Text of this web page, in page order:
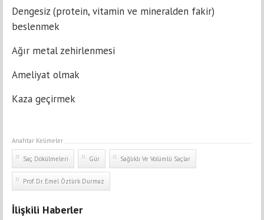
Dengesiz (protein, vitamin ve mineralden fakir)
beslenmek
Ağır metal zehirlenmesi
Ameliyat olmak
Kaza geçirmek
Anahtar Kelimeler
Saç Dökülmeleri Gür Sağlıklı Ve Volümlü Saçlar
Prof. Dr. Emel Öztürk Durmaz
İlişkili Haberler